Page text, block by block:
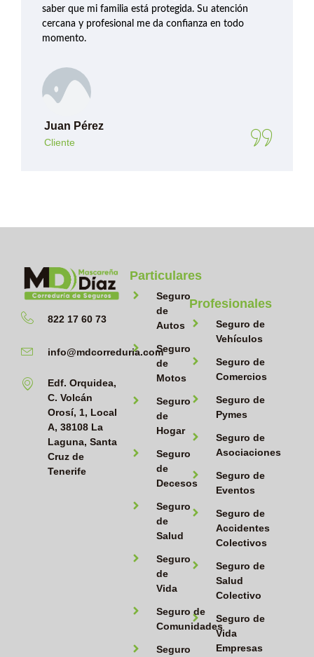
saber que mi familia está protegida. Su atención
cercana y profesional me da confianza en todo
momento.
Juan Pérez
Cliente
822 17 60 73
info@mdcorreduria.com
Edf. Orquidea,
C. Volcán
Orosí, 1, Local
A, 38108 La
Laguna, Santa
Cruz de
Tenerife
Particulares
Seguro
de
Autos
Seguro
de
Motos
Seguro
de
Hogar
Seguro
de
Decesos
Seguro
de
Salud
Seguro
de
Vida
Seguro de
Comunidades
Seguro
Profesionales
Seguro de
Vehículos
Seguro de
Comercios
Seguro de
Pymes
Seguro de
Asociaciones
Seguro de
Eventos
Seguro de
Accidentes
Colectivos
Seguro de
Salud
Colectivo
Seguro de
Vida
Empresas